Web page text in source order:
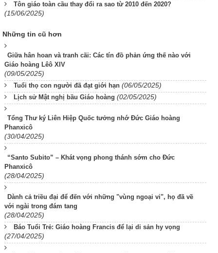
Tôn giáo toàn cầu thay đổi ra sao từ 2010 đến 2020?
(15/06/2025)
Những tin cũ hơn
Giữa hân hoan và tranh cãi: Các tín đồ phản ứng thế nào với
Giáo hoàng Lêô XIV
(09/05/2025)
Tuổi thọ con người đã đạt giới hạn (06/05/2025)
Lịch sử Mật nghị bầu Giáo hoàng (02/05/2025)
Tổng Thư ký Liên Hiệp Quốc tưởng nhớ Đức Giáo hoàng
Phanxicô
(30/04/2025)
“Santo Subito” – Khát vọng phong thánh sớm cho Đức
Phanxicô
(28/04/2025)
Dành cả triều đại để đến với những "vùng ngoại vi", họ đã về
với ngài trong đám tang
(28/04/2025)
Báo Tuổi Trẻ: Giáo hoàng Francis để lại di sản hy vọng
(27/04/2025)